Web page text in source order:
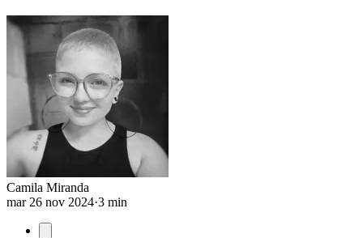
Camila Miranda
mar 26 nov 2024·3 min